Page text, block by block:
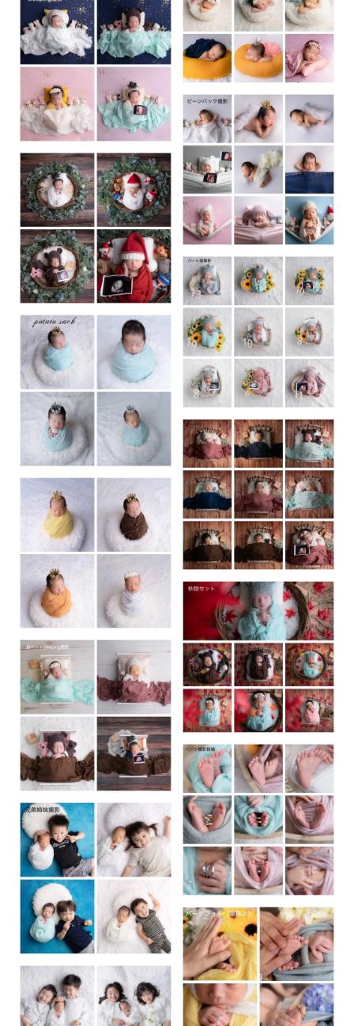
（↓ Instagramを参考にお選びください ↓）
https://www.instagram.com/yosh_i0505
yosh_i0505👈インスタ検索で見られます。
❹ 小物準備
一緒に撮影したい小物がありましたらご用意お願いします。
（指輪・エコー写真・ぬいぐるみなど…）
❀✿❀✿❀✿❀✿❀✿❀✿❀✿❀✿❀✿❀✿❀✿❀
以下コピペして『質問する』からご連絡お願いします。
・生年月日：
・性別：
・体重：
・住所：
・駐車場：
・予約プラン：
・参加人数：
・希望日時：
❀✿❀✿❀✿❀✿❀✿❀✿❀✿❀✿❀✿❀✿❀✿❀
アートニューボーンは生後14日までに
撮影することをおすすめしています。
14日まではお腹の中の記憶を
再現することによって安心して眠ります。
肌荒れもしにくい期間でもあります！
14日過ぎても生後4週間までは撮影可能です。
※１ヶ月でおよそ1.5倍になります。
撮影できる時期がとても短いので
妊娠中の方は仮予約をオススメしております。
アートニューボーンフォトはライティング撮影のため、ご自
宅でスタジオと同じクオリティで撮影できます。
ライティング、セット、寝かしつけ、お包みなどで20分前後
はお時間がかかりますのでその間に授乳をお願いしておりま
す。
おめ目ぱっちりでもしっかりと撮影を行っています。
プロップスなどの小物は全て高品質となり、アートディレク
ションはお任せください。
❀✿❀✿❀✿❀✿❀✿❀✿❀✿❀✿❀✿❀✿❀✿❀
1枠予約の場合、名古屋市守山区から50km以内（移動90分）
までとさせていただいておりますが、ご予約の撮影場所から
近い場合は対応可能となりますので一度ご相談ください。